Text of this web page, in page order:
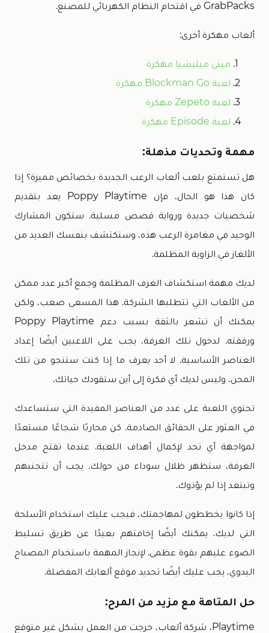
GrabPacks في اقتحام النظام الكهربائي للمصنع.
ألعاب مهكرة أخرى:
ميني ميليشيا مهكرة
لعبة Blockman Go مهكرة
لعبة Zepeto مهكرة
لعبة Episode مهكرة
مهمة وتحديات مذهلة:
هل تستمتع بلعب ألعاب الرعب الجديدة بخصائص مميزة؟ إذا
كان هذا هو الحال، فإن Poppy Playtime يعد بتقديم
شخصيات جديدة ورواية قصص مسلية. ستكون المشارك
الوحيد في مغامرة الرعب هذه، وستكتشف بنفسك العديد من
الألغاز في الزاوية المظلمة.
لديك مهمة استكشاف الغرف المظلمة وجمع أكبر عدد ممكن
من الألعاب التي تتطلبها الشركة. هذا المسعى صعب، ولكن
يمكنك أن تشعر بالثقة بسبب دعم Poppy Playtime
ورفقته. لدخول تلك الغرفة، يجب على اللاعبين أيضًا إعداد
العناصر الأساسية. لا أحد يعرف ما إذا كنت ستنجو من تلك
المحن، وليس لديك أي فكرة إلى أين ستقودك حياتك.
تحتوي اللعبة على عدد من العناصر المفيدة التي ستساعدك
في العثور على الحقائق الصادمة. كن محاربًا شجاعًا مستعدًا
لمواجهة أي تحد لإكمال أهداف اللعبة. عندما تفتح مدخل
الغرفة، ستظهر ظلال سوداء من حولك. يجب أن تتجنبهم
وتبتعد إذا لم يؤذوك.
إذا كانوا يخططون لمهاجمتك، فيجب عليك استخدام الأسلحة
التي لديك. يمكنك أيضًا إخافتهم بعيدًا عن طريق تسليط
الضوء عليهم بقوة عظمى. لإنجاز المهمة باستخدام المصباح
اليدوي، يجب عليك أيضًا تحديد موقع ألعابك المفضلة.
حل المتاهة مع مزيد من المرح:
Playtime، شركة ألعاب، خرجت من العمل بشكل غير متوقع